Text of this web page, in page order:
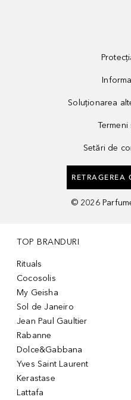
Soluționarea
Setări de
RETRAGEREA
© 2026
TOP BRANDURI
Rituals
Cocosolis
My Geisha
Sol de Janeiro
Jean Paul Gaultier
Rabanne
Dolce&Gabbana
Yves Saint Laurent
Kerastase
Lattafa